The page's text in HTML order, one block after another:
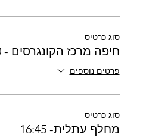
סוג כרטיס
חיפה מרכז הקונגרסים - 16:30
פרטים נוספים
סוג כרטיס
מחלף עתלית- 16:45